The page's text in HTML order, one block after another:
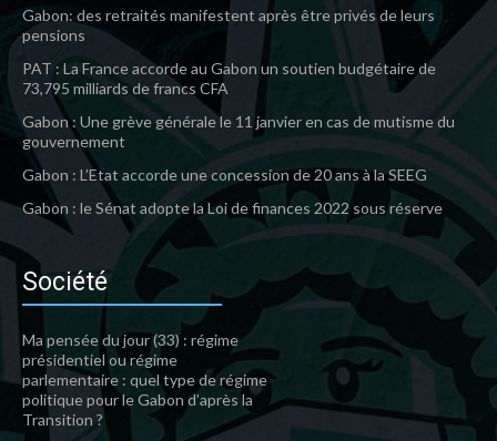
Gabon: des retraités manifestent après être privés de leurs
pensions
PAT : La France accorde au Gabon un soutien budgétaire de
73,795 milliards de francs CFA
Gabon : Une grève générale le 11 janvier en cas de mutisme du
gouvernement
Gabon : L’Etat accorde une concession de 20 ans à la SEEG
Gabon : le Sénat adopte la Loi de finances 2022 sous réserve
Société
Ma pensée du jour (33) : régime
présidentiel ou régime
parlementaire : quel type de régime
politique pour le Gabon d’après la
Transition ?